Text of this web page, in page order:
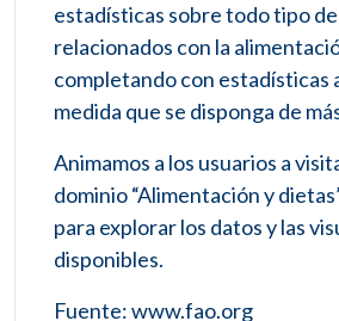
estadísticas sobre todo tipo
relacionados con la
completando con estadísticas
medida que se disponga de
Animamos a los usuarios a
dominio “Alimentación y
para explorar los datos y las
disponibles.
Fuente: www.fao.org